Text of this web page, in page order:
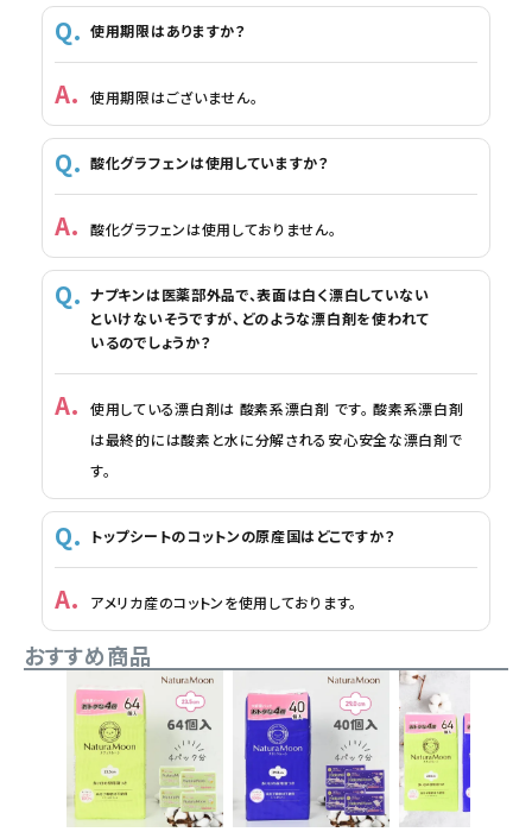
使用期限はありますか？
使用期限はございません。
酸化グラフェンは使用していますか？
酸化グラフェンは使用しておりません。
ナプキンは医薬部外品で、表面は白く漂白していない
といけないそうですが、どのような漂白剤を使われて
いるのでしょうか？
使用している漂白剤は 酸素系漂白剤 です。 酸素系漂白剤
は最終的には酸素と水に分解される安心安全な漂白剤で
す。
トップシートのコットンの原産国はどこですか？
アメリカ産のコットンを使用しております。
おすすめ商品